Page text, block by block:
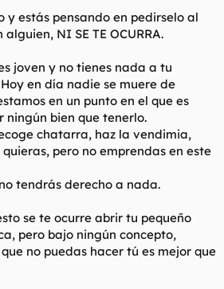
y estás pensando en pedirselo al
NI SE TE OCURRA.
joven y no tienes nada a tu
en día nadie se muere de
en un punto en el que es
ningún bien que tenerlo.
chatarra, haz la vendimia,
pero no emprendas en este
tendrás derecho a nada.
se te ocurre abrir tu pequeño
pero bajo ningún concepto,
no puedas hacer tú es mejor que